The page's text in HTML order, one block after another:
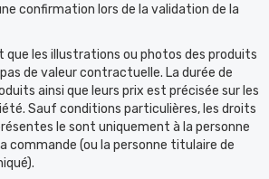
confirmation lors de la validation de la
que les illustrations ou photos des produits
de valeur contractuelle. La durée de
ainsi que leurs prix est précisée sur les
Sauf conditions particulières, les droits
le sont uniquement à la personne
commande (ou la personne titulaire de